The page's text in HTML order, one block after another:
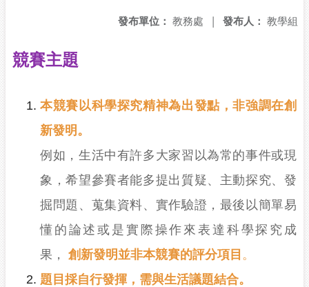
發布人： 教學組
發布單位： 教務處 |
競賽主題
本競賽以科學探究精神為出發點，非強調在創
新發明 。
例如，生活中有許多大家習以為常的事件或現
象，希望參賽者能多提出質疑、主動探究、發
掘問題、蒐集資料、實作驗證，最後以簡單易
懂的論述或是實際操作來表達科學探究成
果， 創新發明並非本競賽的評分項目 。
題目採自行發揮，需與生活議題結合。